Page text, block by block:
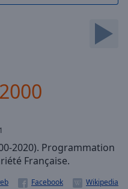
1
2020). Programmation
Française.